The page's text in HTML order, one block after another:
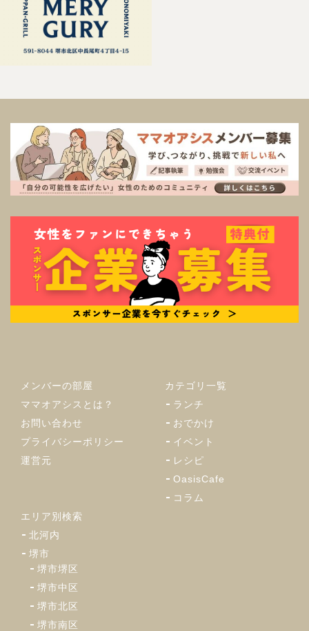
メンバーの部屋
ママオアシスとは？
お問い合わせ
プライバシーポリシー
運営元
カテゴリ一覧
ランチ
おでかけ
イベント
レシピ
OasisCafe
コラム
エリア別検索
北河内
堺市
堺市堺区
堺市中区
堺市北区
堺市南区